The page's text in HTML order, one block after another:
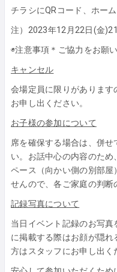
チラシにQRコード、ホー
注）2023年12月22日(金
◉注意事項＊ご協力をお願
キャンセル
会場定員に限りがありま
お申し出ください。
お子様の参加について
席を確保する場合は、併
い。お話中心の内容のた
ペース（向かい側の別部屋
せんので、各ご家庭の判断
記録写真について
当日イベント記録のお写
に掲載する際はお顔が隠
方はスタッフにお申し出く